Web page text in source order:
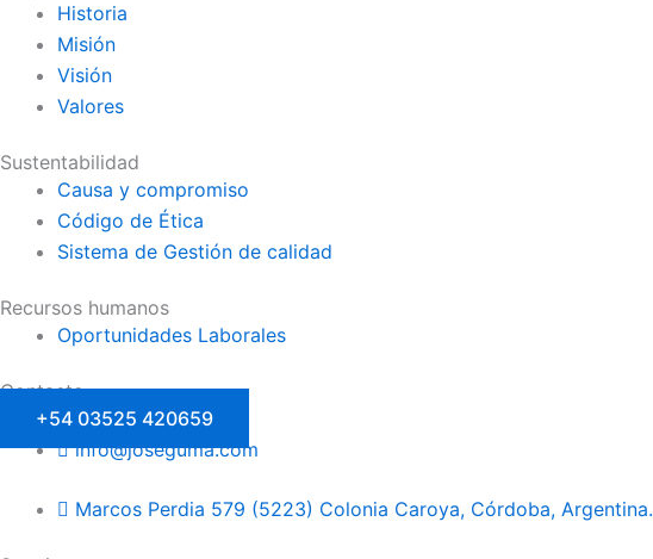
Historia
Misión
Visión
Valores
Sustentabilidad
Causa y compromiso
Código de Ética
Sistema de Gestión de calidad
Recursos humanos
Oportunidades Laborales
Contacto
+54 03525 420659
info@joseguma.com
Marcos Perdia 579 (5223) Colonia Caroya, Córdoba, Argentina.